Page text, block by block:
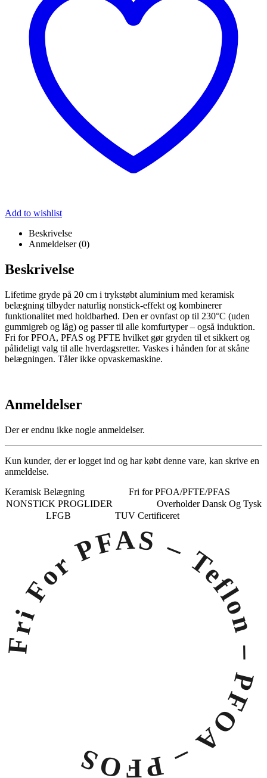
Add to wishlist
Beskrivelse
Anmeldelser (0)
Beskrivelse
Lifetime gryde på 20 cm i trykstøbt aluminium med keramisk
belægning tilbyder naturlig nonstick-effekt og kombinerer
funktionalitet med holdbarhed. Den er ovnfast op til 230°C (uden
gummigreb og låg) og passer til alle komfurtyper – også induktion.
Fri for PFOA, PFAS og PFTE hvilket gør gryden til et sikkert og
pålideligt valg til alle hverdagsretter. Vaskes i hånden for at skåne
belægningen. Tåler ikke opvaskemaskine.
Anmeldelser
Der er endnu ikke nogle anmeldelser.
Kun kunder, der er logget ind og har købt denne vare, kan skrive en
anmeldelse.
Keramisk Belægning
Fri for PFOA/PFTE/PFAS
NONSTICK PROGLIDER
Overholder Dansk Og Tysk
LFGB
TUV Certificeret
Fri For PFAS– Teflon – PFOA – PFOS